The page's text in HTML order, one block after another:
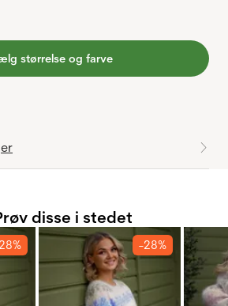
størrelse og farve
disse i stedet
-28%